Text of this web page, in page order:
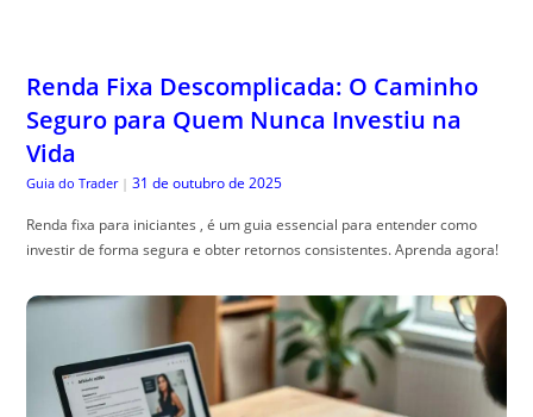
Renda Fixa Descomplicada: O Caminho
Seguro para Quem Nunca Investiu na
Vida
Guia do Trader | 31 de outubro de 2025
Renda fixa para iniciantes , é um guia essencial para entender como
investir de forma segura e obter retornos consistentes. Aprenda agora!